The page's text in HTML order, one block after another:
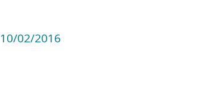
10/02/2016